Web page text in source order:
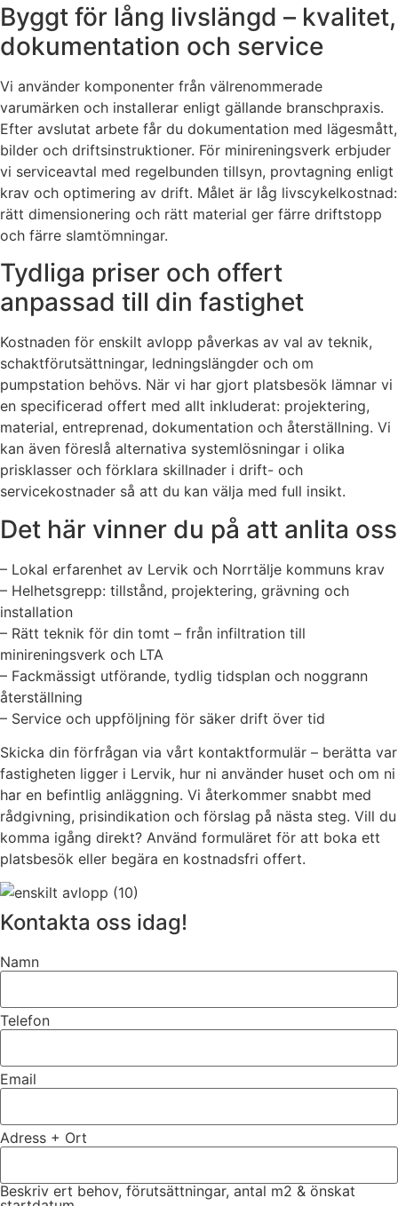
Byggt för lång livslängd – kvalitet,
dokumentation och service
Vi använder komponenter från välrenommerade
varumärken och installerar enligt gällande branschpraxis.
Efter avslutat arbete får du dokumentation med lägesmått,
bilder och driftsinstruktioner. För minireningsverk erbjuder
vi serviceavtal med regelbunden tillsyn, provtagning enligt
krav och optimering av drift. Målet är låg livscykelkostnad:
rätt dimensionering och rätt material ger färre driftstopp
och färre slamtömningar.
Tydliga priser och offert
anpassad till din fastighet
Kostnaden för enskilt avlopp påverkas av val av teknik,
schaktförutsättningar, ledningslängder och om
pumpstation behövs. När vi har gjort platsbesök lämnar vi
en specificerad offert med allt inkluderat: projektering,
material, entreprenad, dokumentation och återställning. Vi
kan även föreslå alternativa systemlösningar i olika
prisklasser och förklara skillnader i drift- och
servicekostnader så att du kan välja med full insikt.
Det här vinner du på att anlita oss
– Lokal erfarenhet av Lervik och Norrtälje kommuns krav
– Helhetsgrepp: tillstånd, projektering, grävning och
installation
– Rätt teknik för din tomt – från infiltration till
minireningsverk och LTA
– Fackmässigt utförande, tydlig tidsplan och noggrann
återställning
– Service och uppföljning för säker drift över tid
Skicka din förfrågan via vårt kontaktformulär – berätta var
fastigheten ligger i Lervik, hur ni använder huset och om ni
har en befintlig anläggning. Vi återkommer snabbt med
rådgivning, prisindikation och förslag på nästa steg. Vill du
komma igång direkt? Använd formuläret för att boka ett
platsbesök eller begära en kostnadsfri offert.
Kontakta oss idag!
Namn
Telefon
Email
Adress + Ort
Beskriv ert behov, förutsättningar, antal m2 & önskat